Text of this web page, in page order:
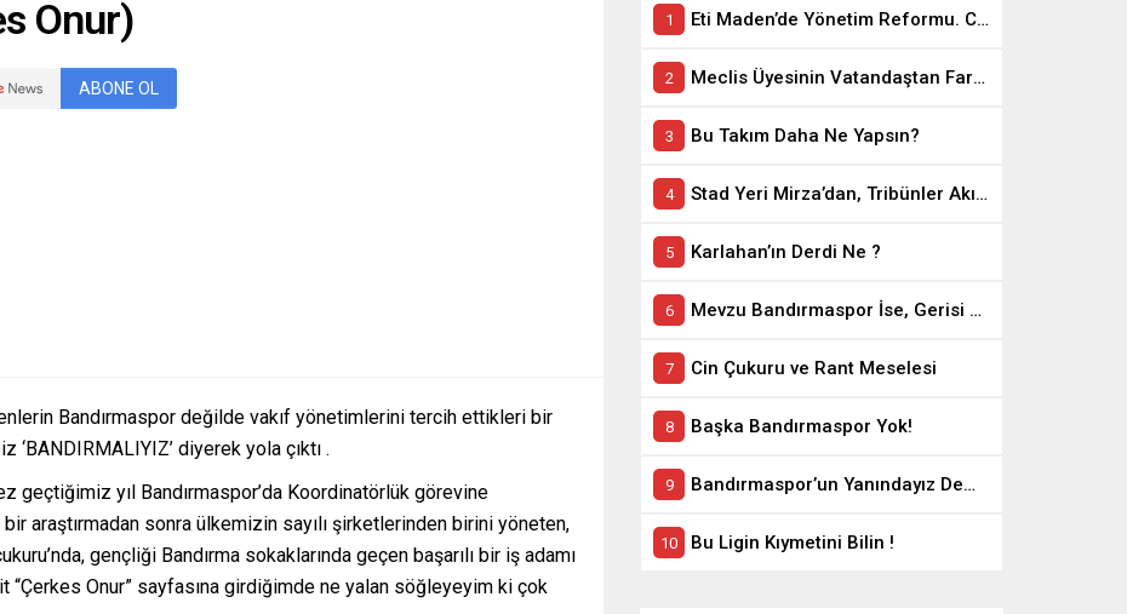
Onur)
ABONE OL
Bandırmaspor değilde vakıf yönetimlerini tercih ettikleri bir
diyerek yola çıktı .
geçtiğimiz yıl Bandırmaspor’da Koordinatörlük görevine
araştırmadan sonra ülkemizin sayılı şirketlerinden birini yöneten,
gençliği Bandırma sokaklarında geçen başarılı bir iş adamı
Onur” sayfasına girdiğimde ne yalan söğleyeyim ki çok
Eti Maden’de Yönetim Reformu. CEO Modeli’nde Kadro / Taşeron İşçilik Ayrımı Kalkıyor
Meclis Üyesinin Vatandaştan Farkı Ne ?
Bu Takım Daha Ne Yapsın?
Stad Yeri Mirza’dan, Tribünler Akın’dan: Geriye Bakanlık Kaldı.
Karlahan’ın Derdi Ne ?
Mevzu Bandırmaspor İse, Gerisi Teferruattır
Cin Çukuru ve Rant Meselesi
Başka Bandırmaspor Yok!
Bandırmaspor’un Yanındayız Demekle Olmuyor!
Bu Ligin Kıymetini Bilin !